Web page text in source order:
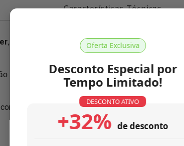
Oferta Exclusiva
Desconto Especial por
Tempo Limitado!
DESCONTO ATIVO
+32% de desconto
Características Técnicas
, pois conhecemos nosso produto como
segundo normas ISO 9001:2000, única no
as características necessárias pararesolver o